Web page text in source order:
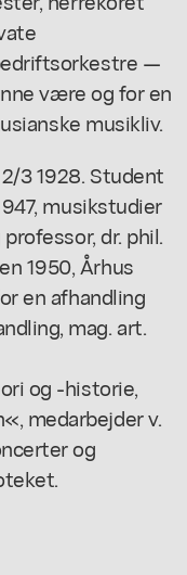
—
være og for en
musikliv.
2/3 1928. Student
musikstudier
dr. phil.
1950, Århus
en afhandling
mag. art.
og -historie,
medarbejder v.
og